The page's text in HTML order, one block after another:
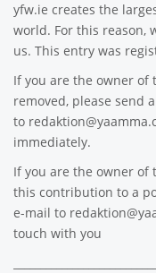
yfw.ie creates the
world. For this reason,
us. This entry was
If you are the owner of
removed, please send
to
immediately.
If you are the owner of
this contribution to a
e-mail to
touch with you